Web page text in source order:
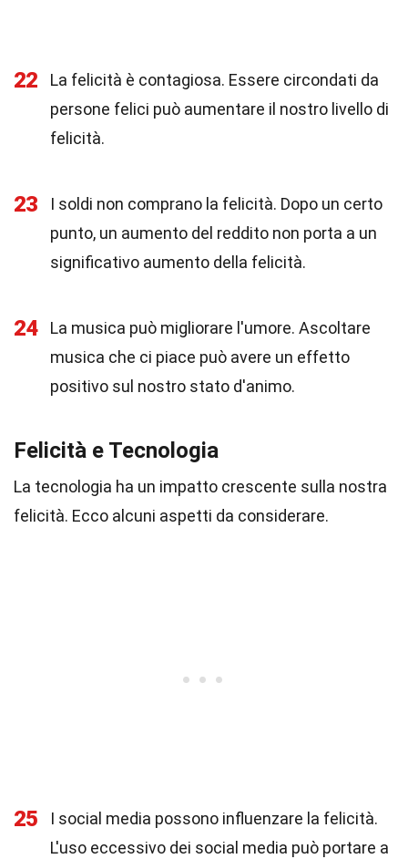
22
La felicità è contagiosa. Essere circondati da
persone felici può aumentare il nostro livello di
felicità.
23
I soldi non comprano la felicità. Dopo un certo
punto, un aumento del reddito non porta a un
significativo aumento della felicità.
24
La musica può migliorare l'umore. Ascoltare
musica che ci piace può avere un effetto
positivo sul nostro stato d'animo.
Felicità e Tecnologia
La tecnologia ha un impatto crescente sulla nostra
felicità. Ecco alcuni aspetti da considerare.
25
I social media possono influenzare la felicità.
L'uso eccessivo dei social media può portare a